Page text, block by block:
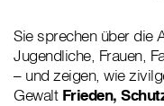
Sie sprechen über die
Jugendliche, Frauen,
– und zeigen, wie
Gewalt Frieden,